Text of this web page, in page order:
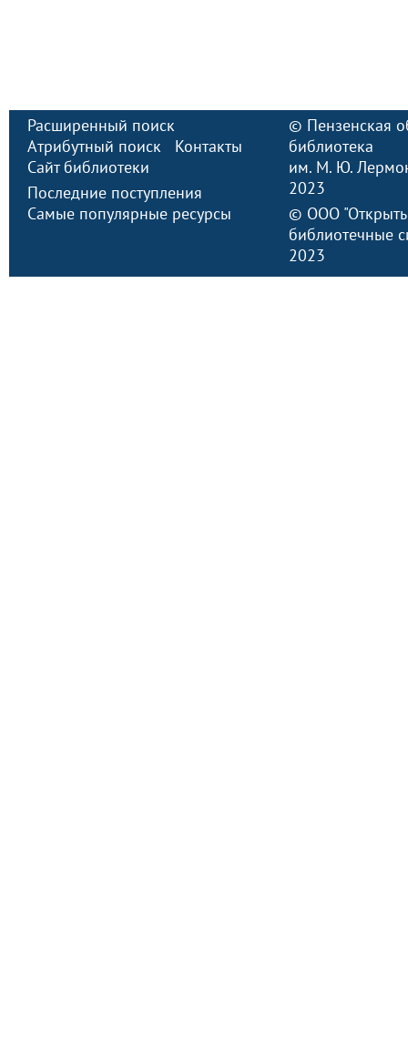
Расширенный поиск
Атрибутный поиск
Контакты
Сайт библиотеки
Последние поступления
Самые популярные ресурсы
© Пензенская
библиотека
им. М. Ю.
2023
© ООО
библиотечные
2023